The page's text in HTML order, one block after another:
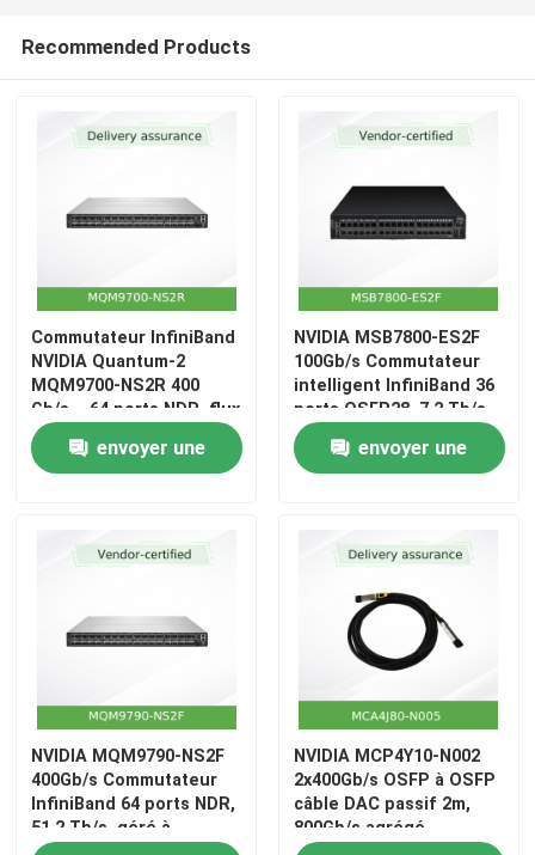
Émetteur-récepteur optique de Mellanox
Commutateur réseau Nvidia
Carte réseau NVIDIA
Le câble NVIDIA
Transcepteur optique NVIDIA
Points d'accès sans fil de chahut
Commutateur de réseau de chahut
Recommended Products
Commutateur InfiniBand
NVIDIA Quantum-2
MQM9700-NS2R 400
Gb/s – 64 ports NDR, flux
d'air C2P, gestion
intégréeenvoyer une
NVIDIA MSB7800-ES2F
100Gb/s Commutateur
intelligent InfiniBand 36
ports QSFP28, 7,2 Tb/s,
géré par MLNX-OS
envoyer une
NVIDIA MQM9790-NS2F
400Gb/s Commutateur
InfiniBand 64 ports NDR,
51.2 Tb/s, géré à
NVIDIA MCP4Y10-N002
2x400Gb/s OSFP à OSFP
câble DAC passif 2m,
800Gb/s agrégé,